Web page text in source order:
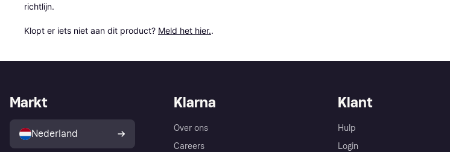
richtlijn.
Klopt er iets niet aan dit product? Meld het hier..
Klarna
Over ons
Careers
Klant
Hulp
Login
Markt
Nederland